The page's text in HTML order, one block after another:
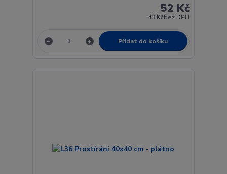
52 Kč
43 Kčbez DPH
Přidat do košíku